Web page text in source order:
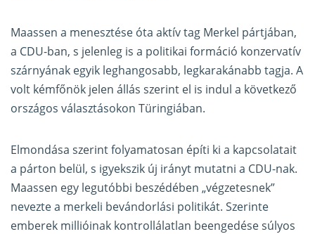
Maassen a menesztése óta aktív tag Merkel pártjában,
a CDU-ban, s jelenleg is a politikai formáció konzervatív
szárnyának egyik leghangosabb, legkarakánabb tagja. A
volt kémfőnök jelen állás szerint el is indul a következő
országos választásokon Türingiában.
Elmondása szerint folyamatosan építi ki a kapcsolatait
a párton belül, s igyekszik új irányt mutatni a CDU-nak.
Maassen egy legutóbbi beszédében „végzetesnek”
nevezte a merkeli bevándorlási politikát. Szerinte
emberek millióinak kontrollálatlan beengedése súlyos